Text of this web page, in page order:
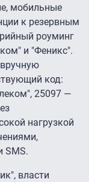
мобильные
к резервным
роуминг
и "Феникс".
код:
25097 —
нагрузкой
SMS.
власти